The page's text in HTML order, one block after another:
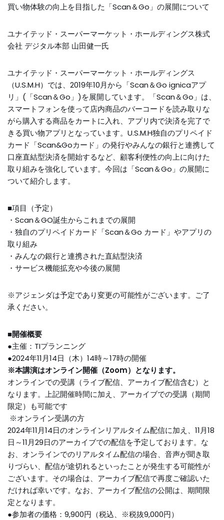
買い物体験の向上を目指した「Scan＆Go」の展開について
ユナイテッド・スーパーマーケット・ホールディングス株式
会社 デジタル本部 山田健一氏
ユナイテッド・スーパーマーケット・ホールディングス
（U.S.M.H）では、2019年10月から「Scan＆Go ignicaアプ
リ」(「Scan＆Go」)を展開しています。「Scan＆Go」は、
スマートフォンを使って店内商品のバーコードを読み取りな
がら購入する商品をカートに入れ、アプリ内で決済を完了で
きる買い物アプリとなっています。U.S.M.H独自のプリペイド
カード「Scan&Goカード」の発行やみんなの銀行と連携して
口座直結型決済を開始するなど、顧客利便性の向上に向けた
取り組みを強化しています。今回は「Scan＆Go」の展開に
ついて紹介します。
■項目（予定）
・Scan＆GO誕生からこれまでの展開
・独自のプリペイドカード「Scan＆Go カード」やアプリの
取り組み
・みんなの銀行と連携された直結型決済
・サービス機能拡充や今後の展開
※アジェンダは予定であり変更の可能性がございます。ご了
承ください。
■開催概要
●主催：TIプランニング
●2024年11月14日（木）14時～17時の開催
※本講演はオンライン開催（Zoom）となります。
オンラインでの受講（ライブ配信、アーカイブ配信含む）と
なります。上記開催時間に加え、アーカイブでの受講（期間
限定）も可能です
※オンライン受講の方
2024年11月14日のオンラインリアルタイム配信に加え、11月18
日～11月29日のアーカイブでの配信を予定しております。な
お、オンラインでのリアルタイム配信の場合、音声が聞き取
りづらい、配信が途切れるといったことが発生する可能性が
ございます。その場合は、アーカイブ配信で再度ご確認いた
だければ幸いです。なお、アーカイブ配信の公開は、期間限
定となります。
●参加者の価格：9,900円（税込、※税抜9,000円）